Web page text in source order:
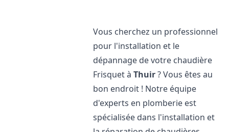
Vous cherchez un professionnel
pour l'installation et le
dépannage de votre chaudière
Frisquet àThuir? Vous êtes au
bon endroit ! Notre équipe
d'experts en plomberie est
spécialisée dans l'installation et